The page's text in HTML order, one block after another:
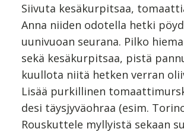
Siivuta kesäkurpitsaa,
Anna niiden odotella hetki
uunivuoan seurana. Pilko
sekä kesäkurpitsaa, pistä
kuullota niitä hetken verran
Lisää purkillinen
desi täysjyväohraa (esim.
Rouskuttele myllyistä sekaan